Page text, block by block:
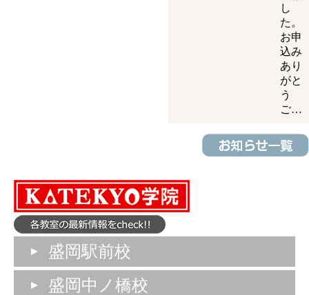
し
た。
お申
込み
あり
がと
う
ご…
盛岡駅前校
盛岡中ノ橋校